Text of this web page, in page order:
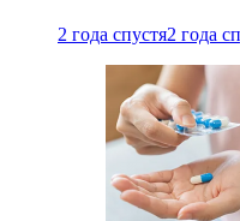
2 года спустя2 года